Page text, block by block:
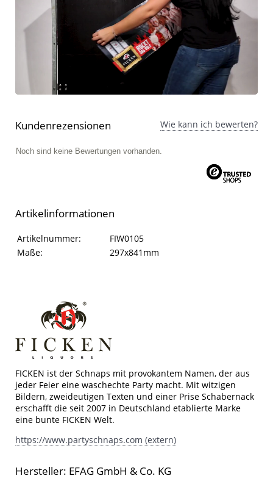
Kundenrezensionen Wie kann ich bewerten?
Noch sind keine Bewertungen vorhanden.
Artikelinformationen
Artikelinformationen
Eigenschaft Wert
Artikelnummer:
FIW0105
Maße:
297x841mm
FICKEN ist der Schnaps mit provokantem Namen, der aus
jeder Feier eine waschechte Party macht. Mit witzigen
Bildern, zweideutigen Texten und einer Prise Schabernack
erschafft die seit 2007 in Deutschland etablierte Marke
eine bunte FICKEN Welt.
https://www.partyschnaps.com (extern)
Hersteller: EFAG GmbH & Co. KG